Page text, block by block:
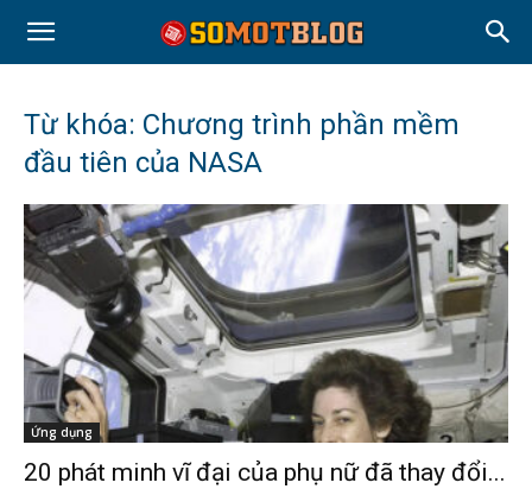
Từ khóa: Chương trình phần mềm
đầu tiên của NASA
Ứng dụng
20 phát minh vĩ đại của phụ nữ đã thay đổi...